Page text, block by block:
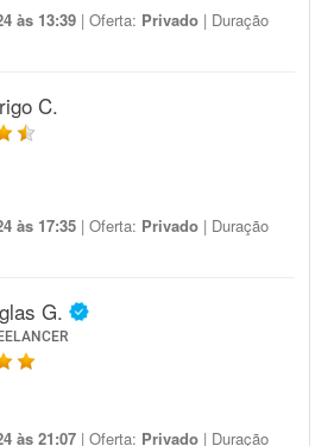
às 13:39 | Oferta: Privado | Duração
C.
às 17:35 | Oferta: Privado | Duração
G.
às 21:07 | Oferta: Privado | Duração